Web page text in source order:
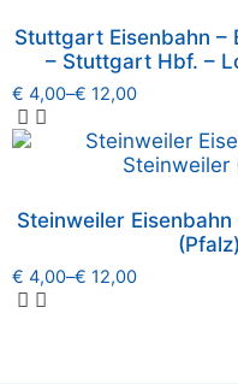
Stuttgart Eisenbahn –
– Stuttgart Hbf. –
€ 4,00–€ 12,00
Steinweiler
€ 4,00–€ 12,00